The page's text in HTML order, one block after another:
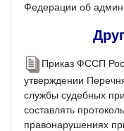
Федерации об
Приказ ФССП
утверждении
службы судебных
составлять
правонарушениях